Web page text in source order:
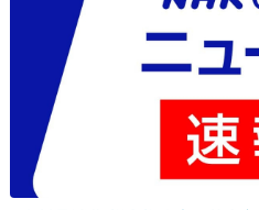
23. 匿名2016/02/06(土) 14:01:12
別に出なくて結構